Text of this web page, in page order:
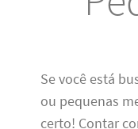
Se você está
ou pequenas
certo! Contar